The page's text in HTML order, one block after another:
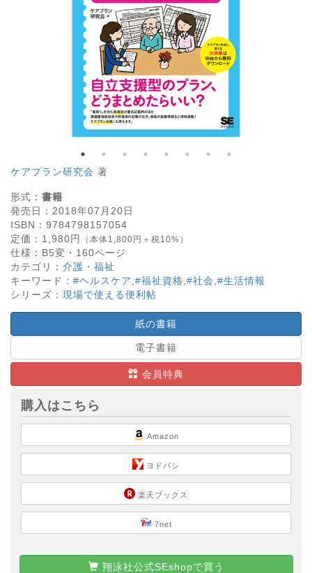
ケアプラン研究会 著
形式： 書籍
発売日： 2018年07月20日
ISBN： 9784798157054
定価： 1,980円 （本体1,800円＋税10%）
仕様： B5変・ 160ページ
カテゴリ： 介護・福祉
キーワード： #ヘルスケア #福祉資格 #社会 #生活情報
シリーズ： 現場で使える便利帖
紙の書籍
電子書籍
会員特典
購入はこちら
Amazon
ヨドバシ
楽天ブックス
7net
翔泳社公式SEshopで買う